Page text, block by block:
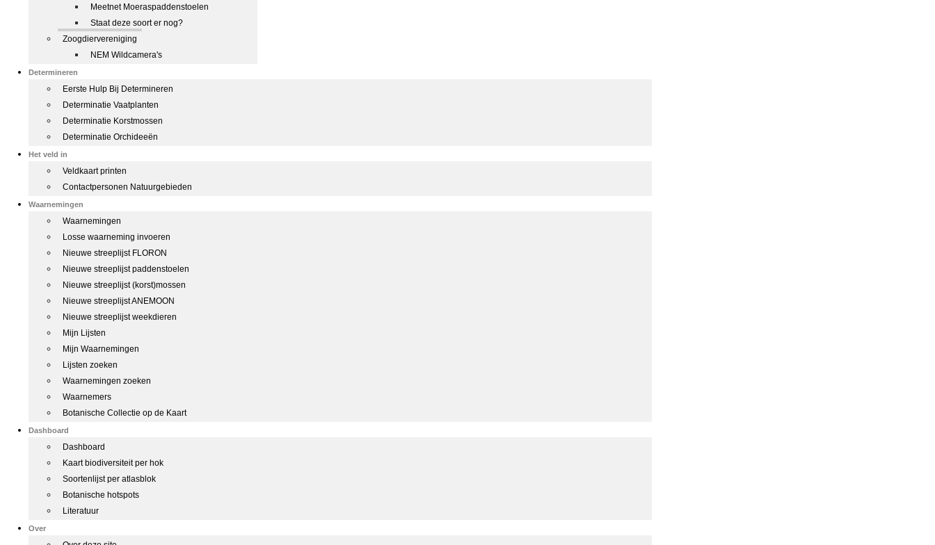
Meetnet Moeraspaddenstoelen
Staat deze soort er nog?
Zoogdiervereniging
NEM Wildcamera's
Determineren
Eerste Hulp Bij Determineren
Determinatie Vaatplanten
Determinatie Korstmossen
Determinatie Orchideeën
Het veld in
Veldkaart printen
Contactpersonen Natuurgebieden
Waarnemingen
Waarnemingen
Losse waarneming invoeren
Nieuwe streeplijst FLORON
Nieuwe streeplijst paddenstoelen
Nieuwe streeplijst (korst)mossen
Nieuwe streeplijst ANEMOON
Nieuwe streeplijst weekdieren
Mijn Lijsten
Mijn Waarnemingen
Lijsten zoeken
Waarnemingen zoeken
Waarnemers
Botanische Collectie op de Kaart
Dashboard
Dashboard
Kaart biodiversiteit per hok
Soortenlijst per atlasblok
Botanische hotspots
Literatuur
Over